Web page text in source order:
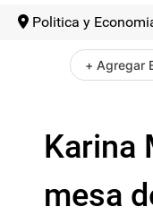
Politica y
+ Agregar
Karina
mesa